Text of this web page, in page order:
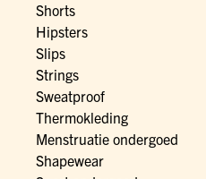
Shorts
Hipsters
Slips
Strings
Sweatproof
Thermokleding
Menstruatie ondergoed
Shapewear